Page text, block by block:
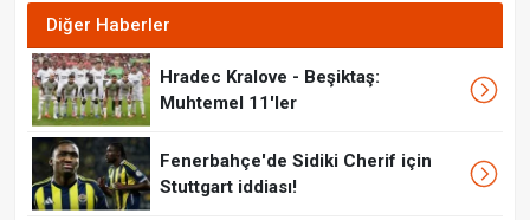
Diğer Haberler
Hradec Kralove - Beşiktaş:
Muhtemel 11'ler
Fenerbahçe'de Sidiki Cherif için
Stuttgart iddiası!